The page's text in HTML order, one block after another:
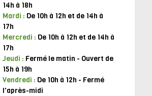
14h à 18h
Mardi : De 10h à 12h et de 14h à
17h
Mercredi : De 10h à 12h et de 14h à
17h
Jeudi : Fermé le matin - Ouvert de
15h à 19h
Vendredi : De 10h à 12h - Fermé
l'après-midi